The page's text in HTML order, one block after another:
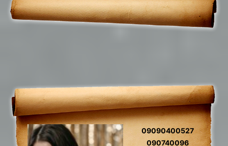
09090400527
090740096